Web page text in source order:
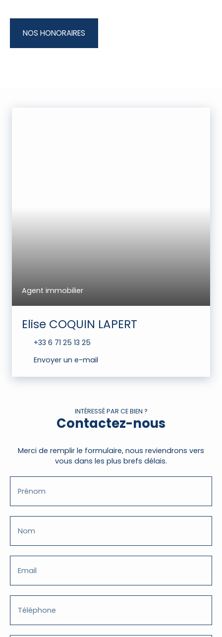
NOS HONORAIRES
Agent immobilier
Elise COQUIN LAPERT
+33 6 71 25 13 25
Envoyer un e-mail
INTÉRESSÉ PAR CE BIEN ?
Contactez-nous
Merci de remplir le formulaire, nous reviendrons vers
vous dans les plus brefs délais.
Prénom
Nom
Email
Téléphone